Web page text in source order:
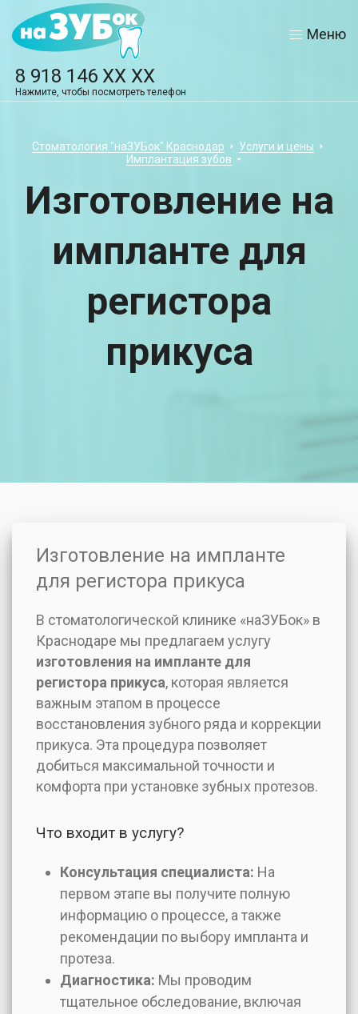
Меню
8 918 146 XX XX
Нажмите, чтобы посмотреть телефон
Стоматология "наЗУБок" Краснодар
Услуги и цены
Имплантация зубов
Изготовление на
импланте для
регистора
прикуса
Изготовление на импланте
для регистора прикуса
В стоматологической клинике «наЗУБок» в
Краснодаре мы предлагаем услугу
изготовления на импланте для
регистора прикуса, которая является
важным этапом в процессе
восстановления зубного ряда и коррекции
прикуса. Эта процедура позволяет
добиться максимальной точности и
комфорта при установке зубных протезов.
Что входит в услугу?
Консультация специалиста: На
первом этапе вы получите полную
информацию о процессе, а также
рекомендации по выбору импланта и
протеза.
Диагностика: Мы проводим
тщательное обследование, включая